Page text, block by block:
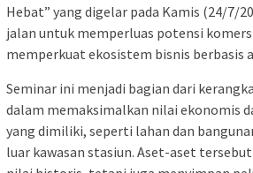
Hebat” yang digelar pada Kamis (24/7/
jalan untuk memperluas potensi
memperkuat ekosistem bisnis berbasis
Seminar ini menjadi bagian dari
dalam memaksimalkan nilai ekonomis
yang dimiliki, seperti lahan dan
luar kawasan stasiun. Aset-aset